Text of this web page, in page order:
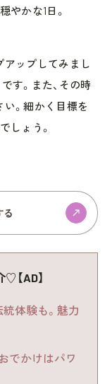
やかな1日。
アップしてみまし
す。また、その時
。細かく目標を
しょう。
る
【AD】
体験も。魅力
でかけはパワ